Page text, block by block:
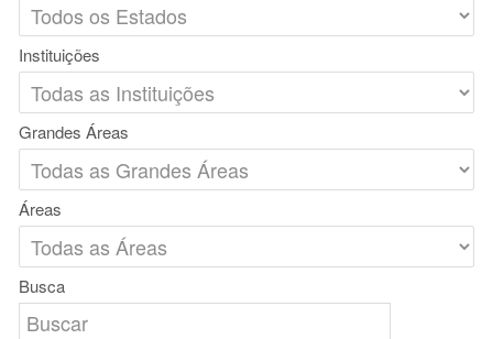
Instituições
Grandes Áreas
Áreas
Busca